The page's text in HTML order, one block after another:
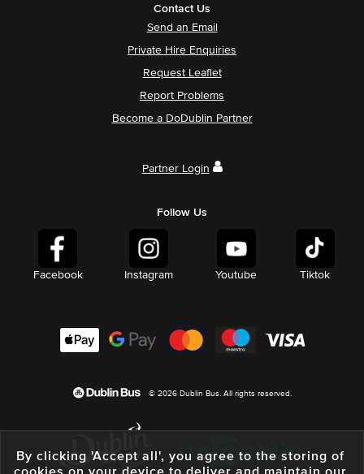
Contact Us
Send an Email
Private Hire Enquiries
Request Leaflet
Report Problems
Become a DoDublin Partner
Partner Login
Follow Us
Facebook Instagram Youtube Tiktok
© 2026 Dublin Bus. All rights reserved.
By clicking 'Accept all', you agree to the storing of